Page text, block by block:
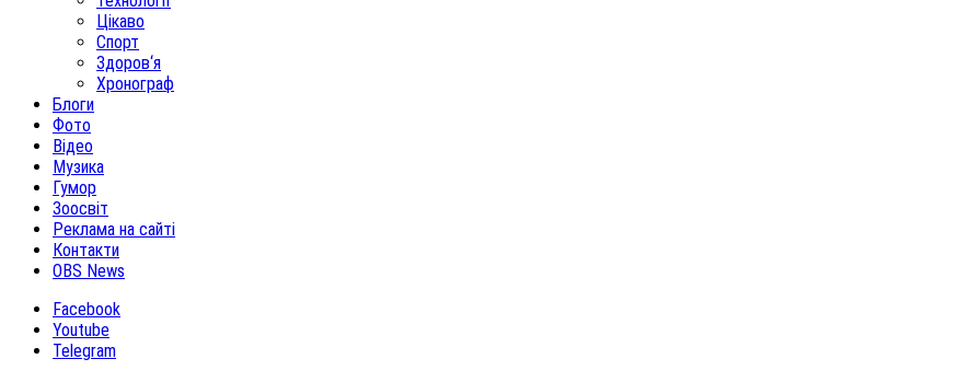
Цікаво
Спорт
Здоров‘я
Хронограф
Блоги
Фото
Відео
Музика
Гумор
Зоосвіт
Реклама на сайті
Контакти
OBS News
Facebook
Youtube
Telegram